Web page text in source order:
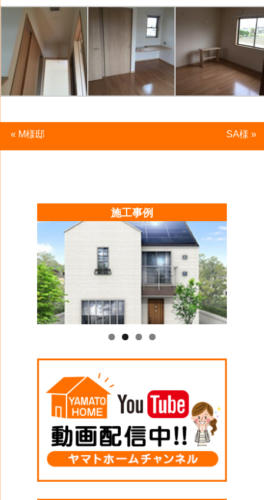
« M様邸 SA様 »
施工事例